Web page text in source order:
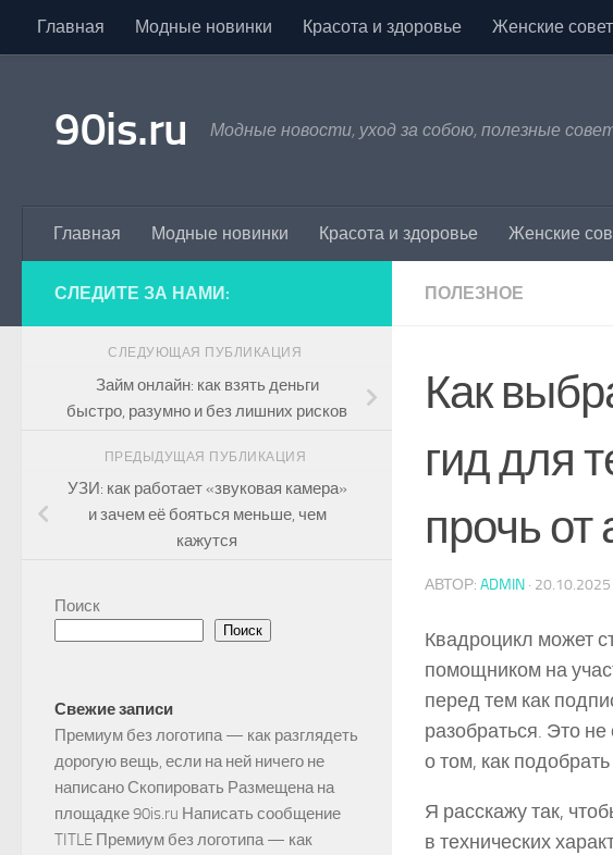
Skip to content
Главная Модные новинки Красота и здоровье Женские
90is.ru Модные новости, уход за собою, полезные
Главная Модные новинки Красота и здоровье Женские
ПОЛЕЗНОЕ
Как
гид для
прочь
АВТОР: ADMIN · 20.10.2025
Квадроцикл может
помощником на
перед тем как
разобраться. Это
о том, как
Я расскажу так,
в технических
СЛЕДИТЕ ЗА НАМИ:
СЛЕДУЮЩАЯ ПУБЛИКАЦИЯ
Займ онлайн: как взять деньги
быстро, разумно и без лишних рисков
ПРЕДЫДУЩАЯ ПУБЛИКАЦИЯ
УЗИ: как работает «звуковая камера»
и зачем её бояться меньше, чем
кажутся
Поиск
Поиск
Свежие записи
Премиум без логотипа — как разглядеть
дорогую вещь, если на ней ничего не
написано Скопировать Размещена на
площадке 90is.ru Написать сообщение
TITLE Премиум без логотипа — как